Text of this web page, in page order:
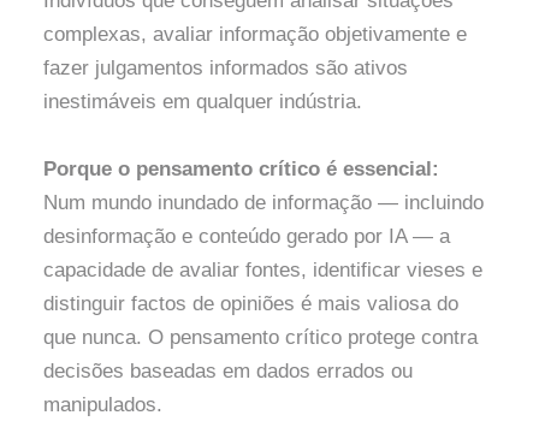
complexas, avaliar informação objetivamente e
fazer julgamentos informados são ativos
inestimáveis em qualquer indústria.
Porque o pensamento crítico é essencial:
Num mundo inundado de informação — incluindo
desinformação e conteúdo gerado por IA — a
capacidade de avaliar fontes, identificar vieses e
distinguir factos de opiniões é mais valiosa do
que nunca. O pensamento crítico protege contra
decisões baseadas em dados errados ou
manipulados.